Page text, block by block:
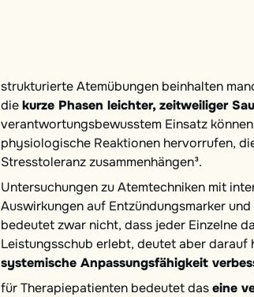
strukturierte Atemübungen beinhalten
diekurze Phasen leichter, zeitweiliger
verantwortungsbewusstem Einsatz
physiologische Reaktionen hervorrufen,
Stresstoleranz zusammenhängen³.
Untersuchungen zu Atemtechniken mit
Auswirkungen auf Entzündungsmarker
bedeutet zwar nicht, dass jeder Einzelne
Leistungsschub erlebt, deutet aber darauf
systemische Anpassungsfähigkeit
für Therapiepatienten bedeutet daseine